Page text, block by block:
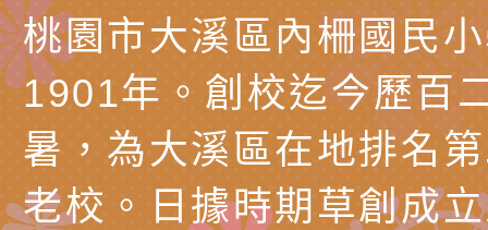
官制度中協助被害人
製作相關宣導短片
區「馬村設計實驗室
味．茶味》特展海報
信誼基金會於3／14
【父母也需要被照顧
育兒中找回內在安定
心怡心理師主講】線
有關本市學生輔導諮
下簡稱輔諮中心)辦
上半年高國中小學學
檢送「桃園市特殊教
緒及行為問題支持資
檢送桃園市政府LCD
桃園市大溪區內柵國民
1901年。創校迄今歷百
暑，為大溪區在地排名
老校。日據時期草創成